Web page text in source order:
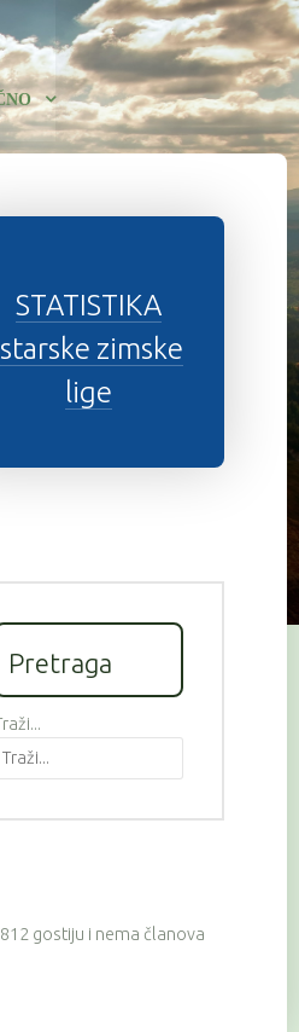
STATISTIKA
zimske
lige
Pretraga
gostiju i nema članova